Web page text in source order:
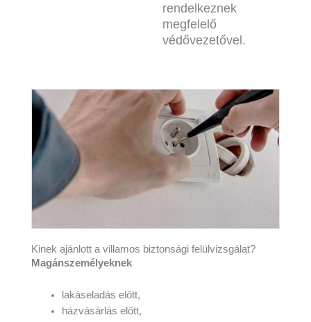
rendelkeznek
megfelelő
védővezetővel.
Kinek ajánlott a villamos biztonsági felülvizsgálat?
Magánszemélyeknek
lakáseladás előtt,
házvásárlás előtt,